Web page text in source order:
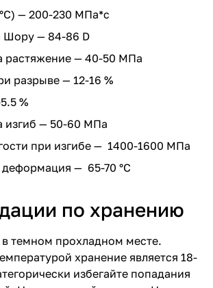
— 200-230 МПа*c
Шору — 84-86 D
растяжение — 40-50 МПа
разрыве — 12-16 %
%
изгиб — 50-60 МПа
при изгибе — 1400-1600 МПа
деформация — 65-70 °С
по хранению
темном прохладном месте.
хранение является 18-
избегайте попадания